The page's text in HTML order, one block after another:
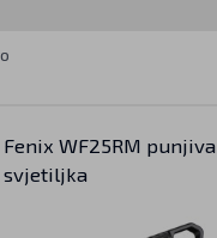
Fenix WF25RM punjiva
svjetiljka